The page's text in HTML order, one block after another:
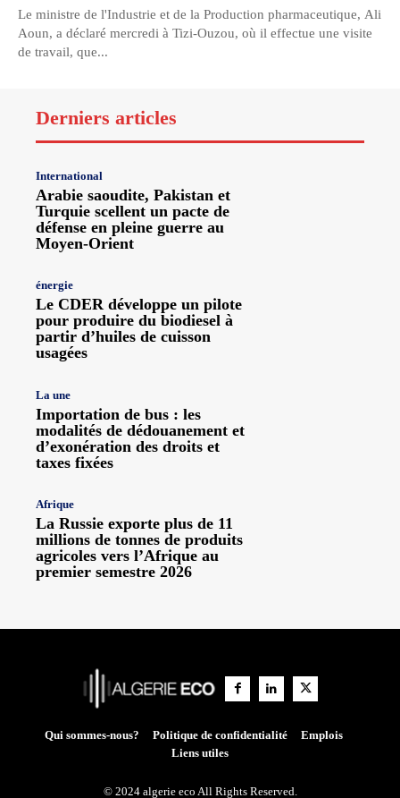
Le ministre de l'Industrie et de la Production pharmaceutique, Ali
Aoun, a déclaré mercredi à Tizi-Ouzou, où il effectue une visite
de travail, que...
Derniers articles
International
Arabie saoudite, Pakistan et
Turquie scellent un pacte de
défense en pleine guerre au
Moyen-Orient
énergie
Le CDER développe un pilote
pour produire du biodiesel à
partir d’huiles de cuisson
usagées
La une
Importation de bus : les
modalités de dédouanement et
d’exonération des droits et
taxes fixées
Afrique
La Russie exporte plus de 11
millions de tonnes de produits
agricoles vers l’Afrique au
premier semestre 2026
Qui sommes-nous? Politique de confidentialité
Emplois
Liens utiles
© 2024 algerie eco All Rights Reserved.